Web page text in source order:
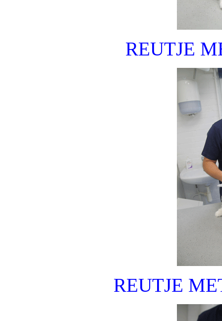
REUTJE
REUTJE